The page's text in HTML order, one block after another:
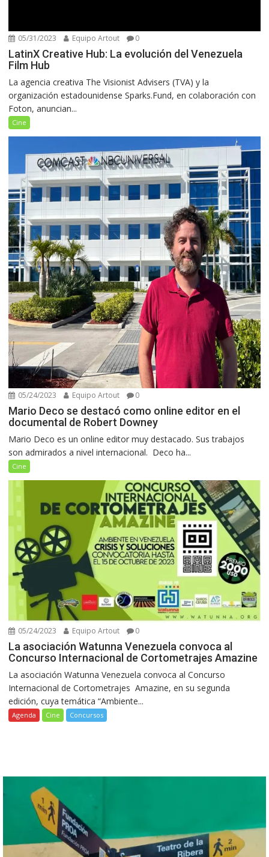
05/31/2023 Equipo Artout 0
LatinX Creative Hub: La evolución del Venezuela
Film Hub
La agencia creativa The Visionist Advisers (TVA) y la
organización estadounidense Sparks.Fund, en colaboración con
Foton, anuncian...
Cine
05/24/2023 Equipo Artout 0
Mario Deco se destacó como online editor en el
documental de Robert Downey
Mario Deco es un online editor muy destacado. Sus trabajos
son admirados a nivel internacional. Deco ha...
Cine
05/24/2023 Equipo Artout 0
La asociación Watunna Venezuela convoca al
Concurso Internacional de Cortometrajes Amazine
La asociación Watunna Venezuela convoca al Concurso
Internacional de Cortometrajes Amazine, en su segunda
edición, cuya temática “Ambiente...
Agenda Cine Concursos